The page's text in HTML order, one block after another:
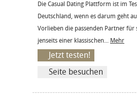
Die Casual Dating Plattform ist im
Deutschland, wenn es darum geht
Vorlieben die passenden Partner für
jenseits einer klassischen... Mehr
Jetzt testen!
Seite besuchen